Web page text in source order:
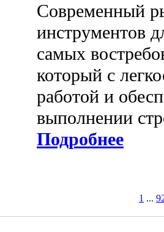
Современный
инструментов
самых
который с
работой и
выполнении
Подробнее
1 ...